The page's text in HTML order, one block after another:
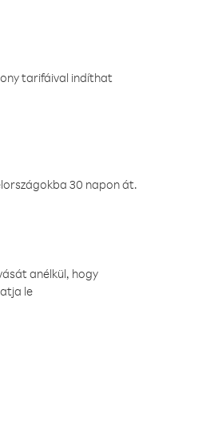
tarifáival indíthat
30 napon át.
anélkül, hogy
le